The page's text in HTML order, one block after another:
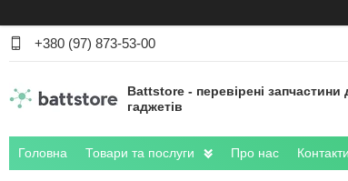
+380 (97) 873-53-00
Battstore - перевірені
гаджетів
Головна Товари та послуги Про нас Контакти